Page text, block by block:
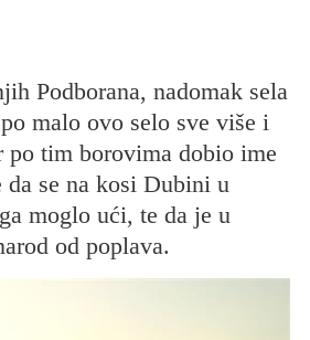
Podborana, nadomak sela
malo ovo selo sve više i
po tim borovima dobio ime
se na kosi Dubini u
moglo ući, te da je u
od poplava.